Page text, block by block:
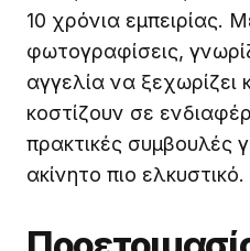
10 χρόνια εμπειρίας.
φωτογραφίσεις,
αγγελία να ξεχωρίζει
κοστίζουν σε
πρακτικές συμβουλές
ακίνητο πιο ελκυστικό.